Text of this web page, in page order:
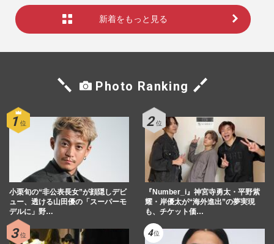
新着をもっと見る
Photo Ranking
小栗旬の“非公表長女”が顔隠しデビ
ュー、透ける山田優の「スーパーモ
デルに」野…
『Number_i』神宮寺勇太・平野紫
耀・岸優太が“海外進出”の夢実現
も、チケット価…